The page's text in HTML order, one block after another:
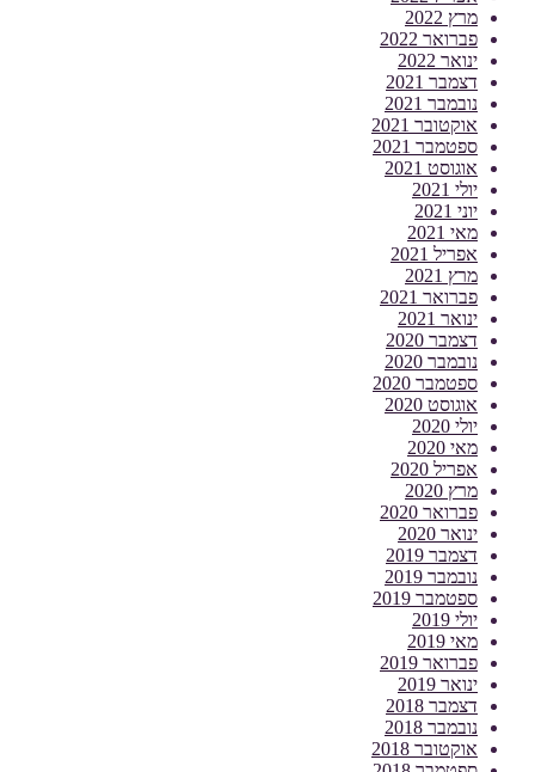
מרץ 2022
פברואר 2022
ינואר 2022
דצמבר 2021
נובמבר 2021
אוקטובר 2021
ספטמבר 2021
אוגוסט 2021
יולי 2021
יוני 2021
מאי 2021
אפריל 2021
מרץ 2021
פברואר 2021
ינואר 2021
דצמבר 2020
נובמבר 2020
ספטמבר 2020
אוגוסט 2020
יולי 2020
מאי 2020
אפריל 2020
מרץ 2020
פברואר 2020
ינואר 2020
דצמבר 2019
נובמבר 2019
ספטמבר 2019
יולי 2019
מאי 2019
פברואר 2019
ינואר 2019
דצמבר 2018
נובמבר 2018
אוקטובר 2018